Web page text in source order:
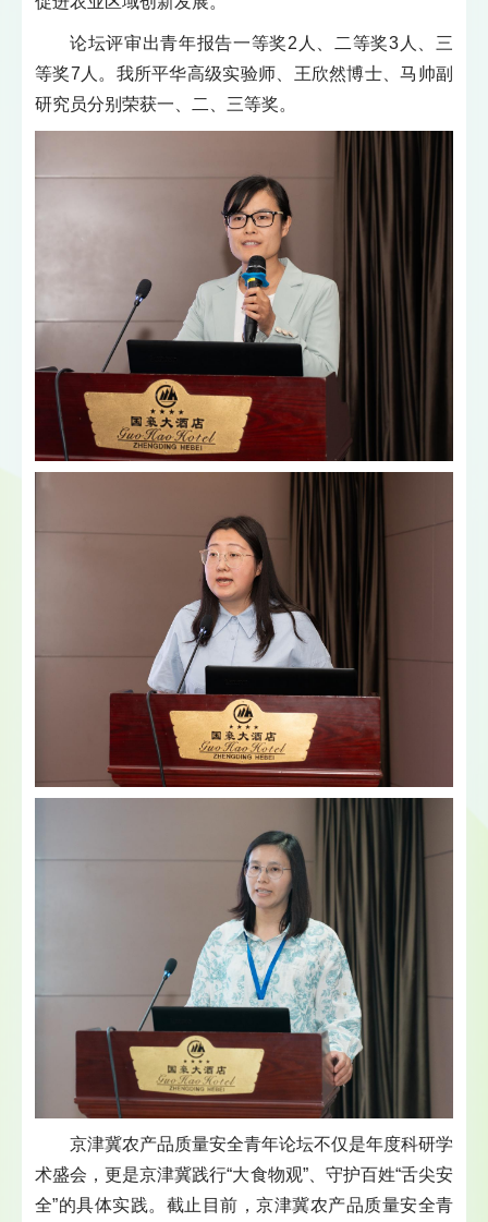
论坛评审出青年报告一等奖2人、二等奖3人、三
等奖7人。我所平华高级实验师、王欣然博士、马帅副
研究员分别荣获一、二、三等奖。
京津冀农产品质量安全青年论坛不仅是年度科研学
术盛会，更是京津冀践行“大食物观”、守护百姓“舌尖安
全”的具体实践。截止目前，京津冀农产品质量安全青